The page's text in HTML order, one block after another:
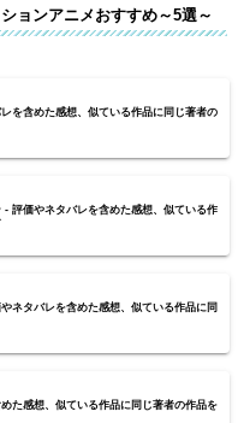
ョンアニメおすすめ～5選～
を含めた感想、似ている作品に同じ著者の
- 評価やネタバレを含めた感想、似ている作
ネタバレを含めた感想、似ている作品に同
た感想、似ている作品に同じ著者の作品を